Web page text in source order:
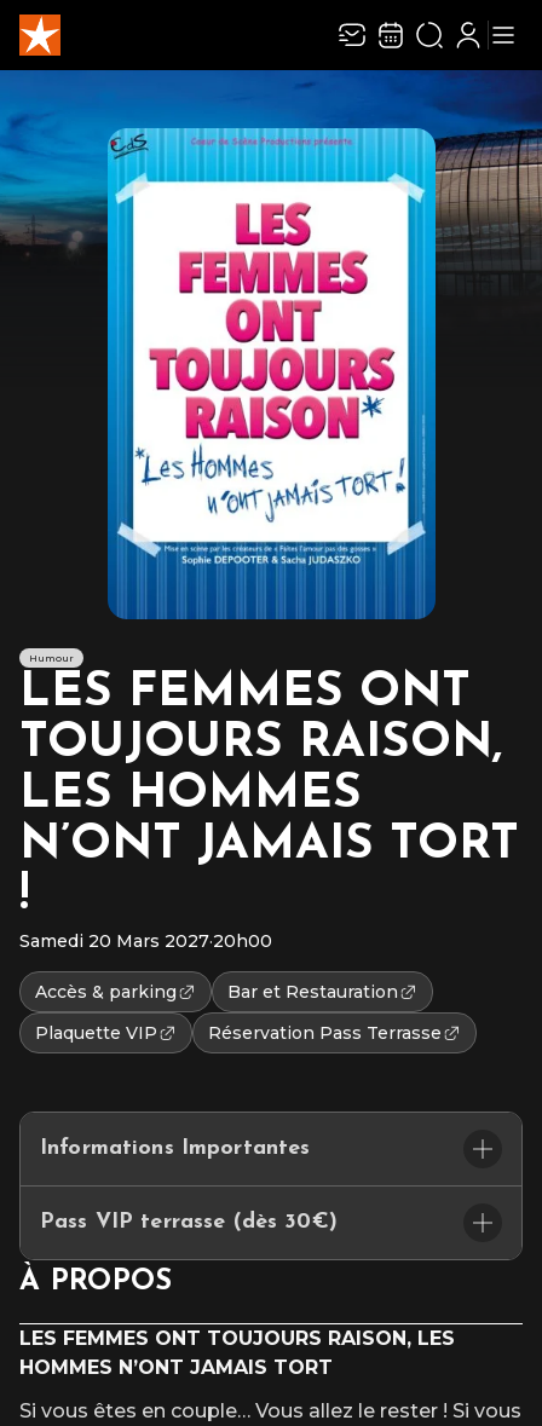
Recevez toute l’actualité en vous abonnant à
notre newsletter :
ENVOYER
Rivaj Group traite votre adresse électronique pour la gestion de votre abonnement à
Zénith Limoges Métropole. Vous pouvez retirer votre consentement
à tout moment. Pour en savoir plus, consultez notre
Humour
LES FEMMES ONT
TOUJOURS RAISON,
LES HOMMES
N’ONT JAMAIS TORT
!
Samedi 20 Mars 2027·20h00
Accès & parking
Bar et Restauration
Plaquette VIP
Réservation Pass Terrasse
Informations Importantes
après l’heure du début du spectacle.
Pass VIP terrasse (dès 30€)
✨ En plus de votre billet, sublimez votre expérience avec
Et si votre soirée allait encore plus loin ?
En complément de votre billet de concert, le
plus près des entrées, file réservée pour une arrivée tout en
À PROPOS
LES FEMMES ONT TOUJOURS RAISON, LES
HOMMES N’ONT JAMAIS TORT
Si vous êtes en couple… Vous allez le rester ! Si vous